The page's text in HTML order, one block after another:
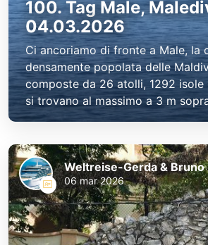
100. Tag Male,
04.03.2026
Ci ancoriamo di fronte a Male, la
densamente popolata delle
composte da 26 atolli, 1292
si trovano al massimo a 3 m
Weltreise-Gerda & Bruno
06 mar 2026